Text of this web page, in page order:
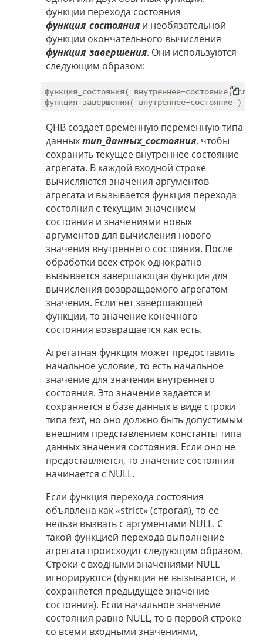
функции перехода состояния
функция_состояния и необязательной
функции окончательного вычисления
функция_завершения. Они используются
следующим образом:
функция_состояния( внутреннее-состояние,
функция_завершения( внутреннее-состояние )
QHB создает временную переменную типа
данныхтип_данных_состояния, чтобы
сохранить текущее внутреннее состояние
агрегата. В каждой входной строке
вычисляются значения аргументов
агрегата и вызывается функция перехода
состояния с текущим значением
состояния и значениями новых
аргументов для вычисления нового
значения внутреннего состояния. После
обработки всех строк однократно
вызывается завершающая функция для
вычисления возвращаемого агрегатом
значения. Если нет завершающей
функции, то значение конечного
состояния возвращается как есть.
Агрегатная функция может предоставить
начальное условие, то есть начальное
значение для значения внутреннего
состояния. Это значение задается и
сохраняется в базе данных в виде строки
типа text, но оно должно быть допустимым
внешним представлением константы типа
данных значения состояния. Если оно не
предоставляется, то значение состояния
начинается с NULL.
Если функция перехода состояния
объявлена как «strict» (строгая), то ее
нельзя вызвать с аргументами NULL. С
такой функцией перехода выполнение
агрегата происходит следующим образом.
Строки с входными значениями NULL
игнорируются (функция не вызывается, и
сохраняется предыдущее значение
состояния). Если начальное значение
состояния равно NULL, то в первой строке
со всеми входными значениями,